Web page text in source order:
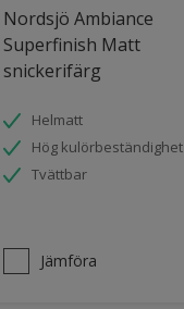
Nordsjö Ambiance
Superfinish Matt
snickerifärg
Helmatt
Hög kulörbeständighet
Tvättbar
Jämföra